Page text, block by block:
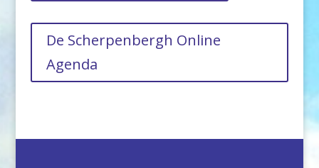
De Scherpenbergh Online
Agenda